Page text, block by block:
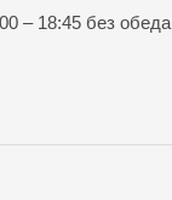
– 18:45 без обеда